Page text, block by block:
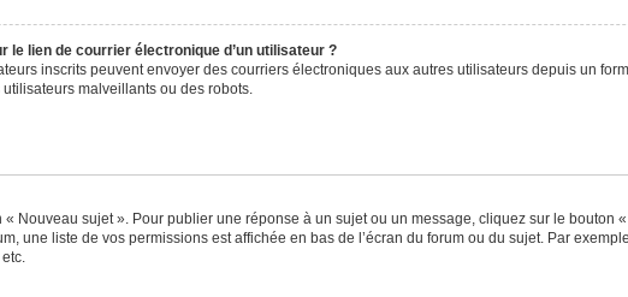
le lien de courrier électronique d’un utilisateur ?
inscrits peuvent envoyer des courriers électroniques aux autres utilisateurs depuis un
malveillants ou des robots.
Nouveau sujet ». Pour publier une réponse à un sujet ou un message, cliquez sur le bouton
une liste de vos permissions est affichée en bas de l’écran du forum ou du sujet. Par